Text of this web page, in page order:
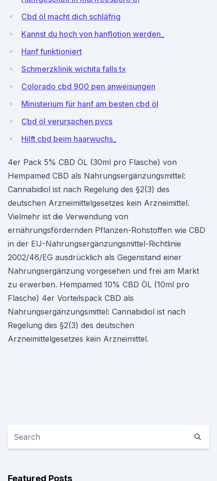
Cbd öl macht dich schläfrig
Kannst du hoch von hanflotion werden_
Hanf funktioniert
Schmerzklinik wichita falls tx
Colorado cbd 900 pen anweisungen
Ministerium für hanf am besten cbd öl
Cbd öl verursachen pvcs
Hilft cbd beim haarwuchs_
4er Pack 5% CBD ÖL (30ml pro Flasche) von
Hempamed CBD als Nahrungsergänzungsmittel:
Cannabidiol ist nach Regelung des §2(3) des
deutschen Arzneimittelgesetzes kein Arzneimittel.
Vielmehr ist die Verwendung von
ernährungsfördernden Pflanzen-Rohstoffen wie CBD
in der EU-Nahrungsergänzungsmittel-Richtlinie
2002/46/EG ausdrücklich als Gegenstand einer
Nahrungsergänzung vorgesehen und frei am Markt
zu erwerben. Hempamed 10% CBD ÖL (10ml pro
Flasche) 4er Vorteilspack CBD als
Nahrungsergänzungsmittel: Cannabidiol ist nach
Regelung des §2(3) des deutschen
Arzneimittelgesetzes kein Arzneimittel.
Featured Posts